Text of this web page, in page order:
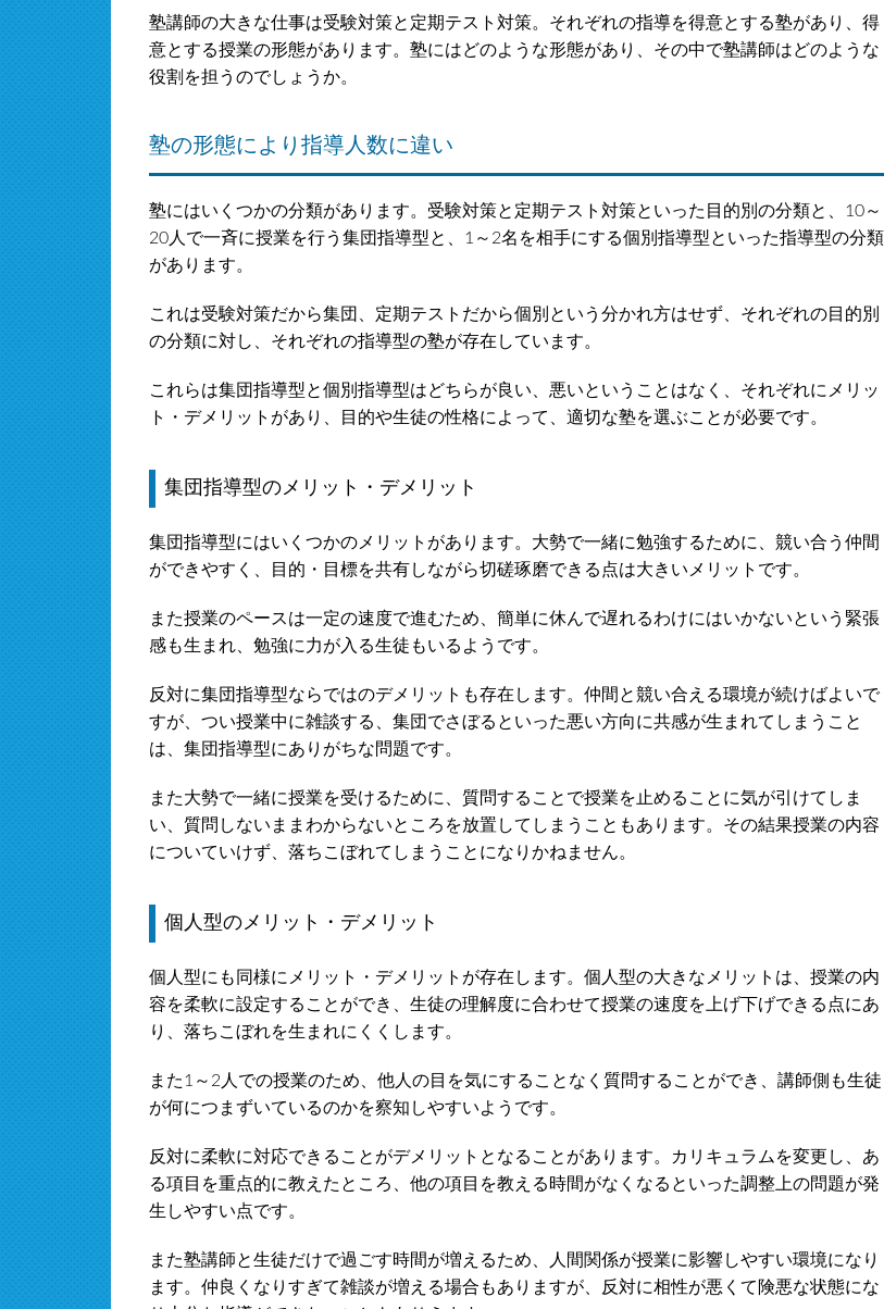
塾講師の大きな仕事は受験対策と定期テスト対策。それぞれの指導を得意とする塾があり、得
意とする授業の形態があります。塾にはどのような形態があり、その中で塾講師はどのような
役割を担うのでしょうか。
塾の形態により指導人数に違い
塾にはいくつかの分類があります。受験対策と定期テスト対策といった目的別の分類と、10～
20人で一斉に授業を行う集団指導型と、1～2名を相手にする個別指導型といった指導型の分類
があります。
これは受験対策だから集団、定期テストだから個別という分かれ方はせず、それぞれの目的別
の分類に対し、それぞれの指導型の塾が存在しています。
これらは集団指導型と個別指導型はどちらが良い、悪いということはなく、それぞれにメリッ
ト・デメリットがあり、目的や生徒の性格によって、適切な塾を選ぶことが必要です。
集団指導型のメリット・デメリット
集団指導型にはいくつかのメリットがあります。大勢で一緒に勉強するために、競い合う仲間
ができやすく、目的・目標を共有しながら切磋琢磨できる点は大きいメリットです。
また授業のペースは一定の速度で進むため、簡単に休んで遅れるわけにはいかないという緊張
感も生まれ、勉強に力が入る生徒もいるようです。
反対に集団指導型ならではのデメリットも存在します。仲間と競い合える環境が続けばよいで
すが、つい授業中に雑談する、集団でさぼるといった悪い方向に共感が生まれてしまうこと
は、集団指導型にありがちな問題です。
また大勢で一緒に授業を受けるために、質問することで授業を止めることに気が引けてしま
い、質問しないままわからないところを放置してしまうこともあります。その結果授業の内容
についていけず、落ちこぼれてしまうことになりかねません。
個人型のメリット・デメリット
個人型にも同様にメリット・デメリットが存在します。個人型の大きなメリットは、授業の内
容を柔軟に設定することができ、生徒の理解度に合わせて授業の速度を上げ下げできる点にあ
り、落ちこぼれを生まれにくくします。
また1～2人での授業のため、他人の目を気にすることなく質問することができ、講師側も生徒
が何につまずいているのかを察知しやすいようです。
反対に柔軟に対応できることがデメリットとなることがあります。カリキュラムを変更し、あ
る項目を重点的に教えたところ、他の項目を教える時間がなくなるといった調整上の問題が発
生しやすい点です。
また塾講師と生徒だけで過ごす時間が増えるため、人間関係が授業に影響しやすい環境になり
ます。仲良くなりすぎて雑談が増える場合もありますが、反対に相性が悪くて険悪な状態にな